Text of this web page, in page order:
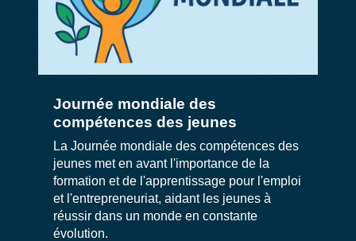
Journée mondiale des
compétences des jeunes
La Journée mondiale des compétences des
jeunes met en avant l'importance de la
formation et de l'apprentissage pour l'emploi
et l'entrepreneuriat, aidant les jeunes à
réussir dans un monde en constante
évolution.